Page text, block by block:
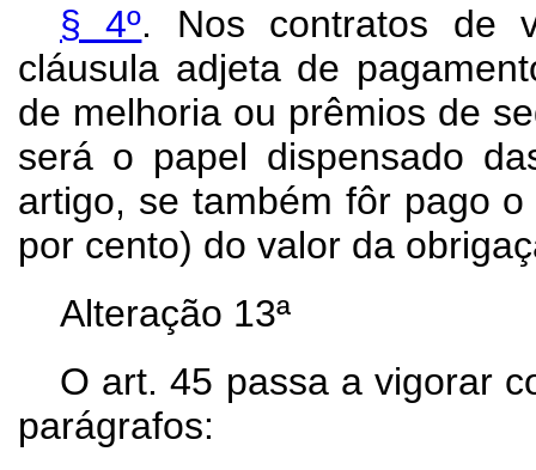
§ 4º. Nos contratos de
cláusula adjeta de
de melhoria ou prêmios de
será o papel dispensado
artigo, se também fôr pago
por cento) do valor da
Alteração 13ª
O art. 45 passa a vigorar
parágrafos: